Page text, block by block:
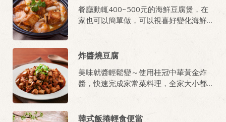
餐廳動輒400~500元的海鮮豆腐煲，在
家也可以簡單做，可以視喜好變化海鮮
炸醬燒豆腐
美味就醬輕鬆變～使用桂冠中華黃金炸
醬，快速完成家常菜料理，全家大小都
韓式飯捲輕食便當